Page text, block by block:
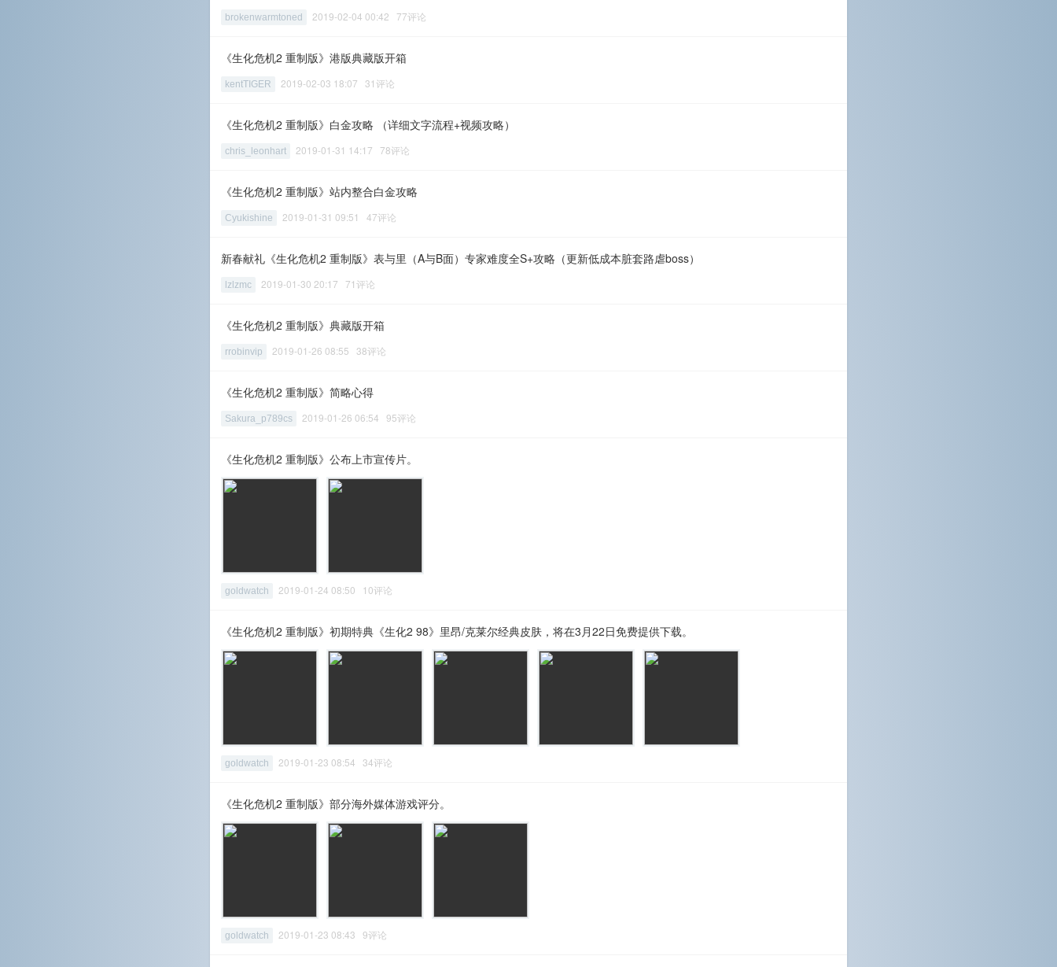
brokenwarmtoned 2019-02-04 00:42 77评论
《生化危机2 重制版》港版典藏版开箱
kentTIGER 2019-02-03 18:07 31评论
《生化危机2 重制版》白金攻略 （详细文字流程+视频攻略）
chris_leonhart 2019-01-31 14:17 78评论
《生化危机2 重制版》站内整合白金攻略
Cyukishine 2019-01-31 09:51 47评论
新春献礼《生化危机2 重制版》表与里（A与B面）专家难度全S+攻略（更新低成本脏套路虐boss）
lzlzmc 2019-01-30 20:17 71评论
《生化危机2 重制版》典藏版开箱
rrobinvip 2019-01-26 08:55 38评论
《生化危机2 重制版》简略心得
Sakura_p789cs 2019-01-26 06:54 95评论
《生化危机2 重制版》公布上市宣传片。
goldwatch 2019-01-24 08:50 10评论
《生化危机2 重制版》初期特典《生化2 98》里昂/克莱尔经典皮肤，将在3月22日免费提供下载。
goldwatch 2019-01-23 08:54 34评论
《生化危机2 重制版》部分海外媒体游戏评分。
goldwatch 2019-01-23 08:43 9评论